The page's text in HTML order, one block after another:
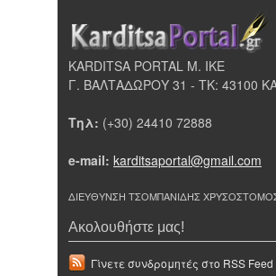
KARDITSA PORTAL Μ. ΙΚΕ
Γ. ΒΑΛΤΑΔΩΡΟΥ 31 - ΤΚ: 43100
Τηλ: (+30) 24410 72888
e-mail: karditsaportal@gmail.com
ΔΙΕΥΘΥΝΣΗ ΤΣΟΜΠΑΝΙΔΗΣ
Ακολουθήστε μας!
Γίνετε συνδρομητές στο RSS Feed